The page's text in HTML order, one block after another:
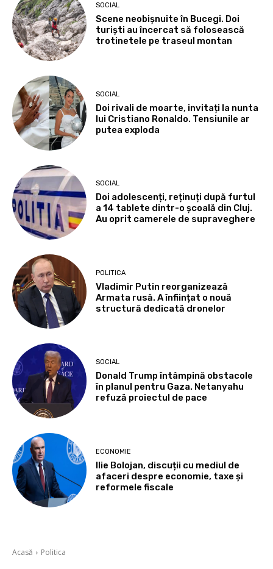
SOCIAL
Scene neobișnuite în Bucegi. Doi
turiști au încercat să folosească
trotinetele pe traseul montan
SOCIAL
Doi rivali de moarte, invitați la nunta
lui Cristiano Ronaldo. Tensiunile ar
putea exploda
SOCIAL
Doi adolescenți, reținuți după furtul
a 14 tablete dintr-o școală din Cluj.
Au oprit camerele de supraveghere
POLITICA
Vladimir Putin reorganizează
Armata rusă. A înființat o nouă
structură dedicată dronelor
SOCIAL
Donald Trump întâmpină obstacole
în planul pentru Gaza. Netanyahu
refuză proiectul de pace
ECONOMIE
Ilie Bolojan, discuții cu mediul de
afaceri despre economie, taxe și
reformele fiscale